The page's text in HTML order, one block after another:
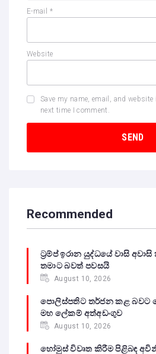
E-mail *
Website
Save my name, email, and
next time I comment.
Recommended
ට්‍රම්ප් ඉරාන යුද්ධයේ වාසි
තමාට බවත් පවසයි
August 10, 2026
පොලිස්පතිට තර්ජන කළ බවට
මහ ලේකම් අත්අඩංගුව
August 10, 2026
හෝමුස් විවෘත කිරීම පිළිබඳ